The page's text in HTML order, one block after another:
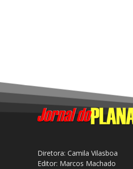
Diretora: Camila Vilasboa
Editor: Marcos Machado